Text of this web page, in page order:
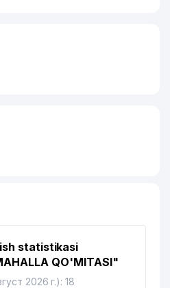
statistikasi
QO'MITASI"
2026 г.): 18